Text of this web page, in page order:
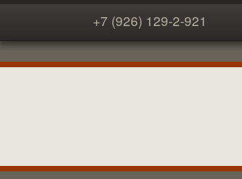
+7 (926) 129-2-921